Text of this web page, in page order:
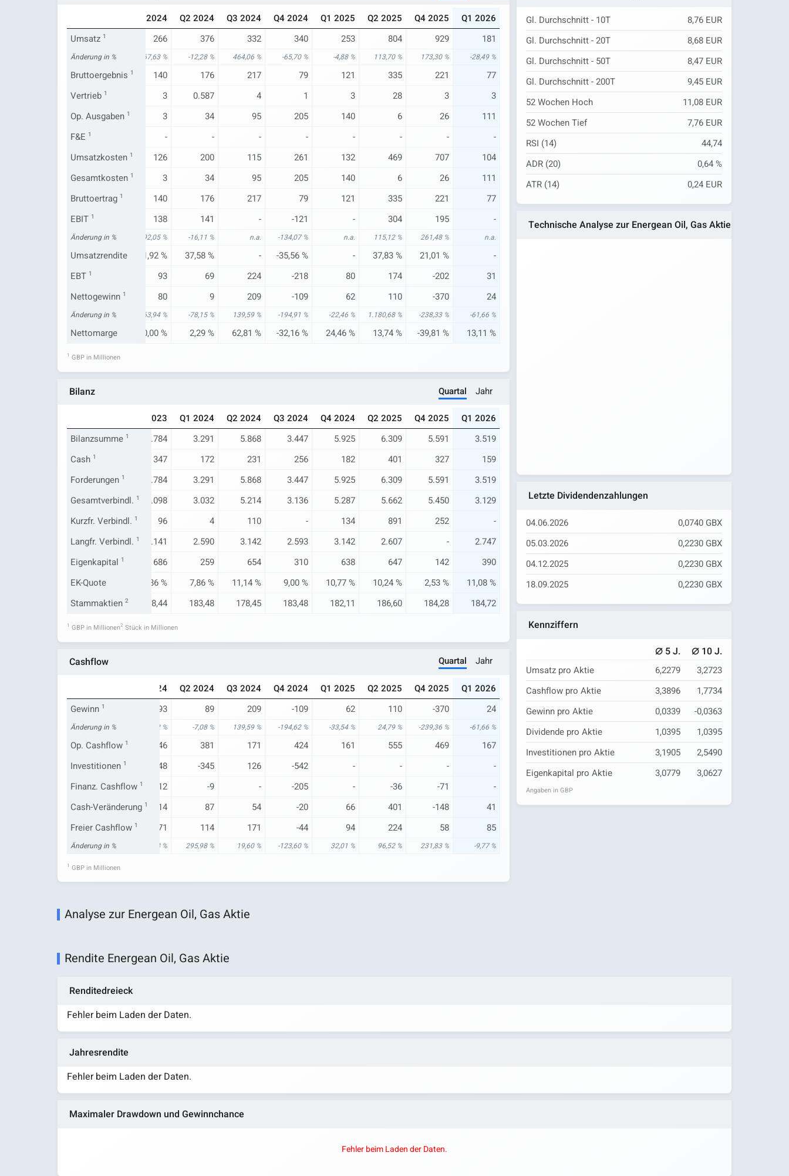
Q1 2024 Q2 2024 Q3 2024 Q4 2024 Q1 2025 Q2 2025 Q4 2025
Q1 2026
Umsatz 1
59 266 376 332 340 253 804 929 181
Änderung in %
n.a. 148,88 % 67,63 % -12,28 % 464,06 % -65,70 % -4,88 % 113,70 % 173,30 % -28,49 %
Bruttoergebnis 1
84 411 140 176 217 79 121 335 221
77
Vertrieb 1
3 3 0.587 4 1 3 28 3
3
Op. Ausgaben 1
-35 102 3 34 95 205 140 6 26
111
F&E 1
- - - - - - - -
-
Umsatzkosten 1
-25 421 126 200 115 261 132 469 707
104
Gesamtkosten 1
-35 102 3 34 95 205 140 6 26
111
Bruttoertrag 1
84 411 140 176 217 79 121 335 221
77
EBIT 1
- 138 141 - -121 - 304 195 -
Änderung in %
n.a. 324,15 % 92,05 % -16,11 % n.a. -134,07 % n.a. 115,12 % 261,48 % n.a.
Umsatzrendite
- 35,80 % 51,92 % 37,58 % - -35,56 % - 37,83 % 21,01 %
-
EBT 1
69 93 69 224 -218 80 174 -202
31
Nettogewinn 1
87 115 80 9 209 -109 62 110 -370 24
Änderung in %
n.a. 213,52 % 163,94 % -78,15 % 139,59 % -194,91 % -22,46 % 1.180,68 % -238,33 % -61,66 %
Nettomarge
147,88 % 11,62 % 30,00 % 2,29 % 62,81 % -32,16 % 24,46 % 13,74 % -39,81 % 13,11 %
1 GBP in Millionen
Bilanz Quartal Jahr
Q4 2023 Q1 2024 Q2 2024 Q3 2024 Q4 2024 Q2 2025 Q4 2025
Q1 2026
Bilanzsumme 1
- 5.671 5.784 3.291 5.868 3.447 5.925 6.309 5.591
3.519
Cash 1
- 347 172 231 256 182 401 327
159
Forderungen 1
- 5.671 5.784 3.291 5.868 3.447 5.925 6.309 5.591
3.519
Gesamtverbindl. 1
- 5.054 5.098 3.032 5.214 3.136 5.287 5.662 5.450
3.129
Kurzfr. Verbindl. 1
- 688 96 4 110 - 134 891 252
-
Langfr. Verbindl. 1
- 2.403 3.141 2.590 3.142 2.593 3.142 2.607 -
2.747
Eigenkapital 1
- 617 686 259 654 310 638 647 142
390
EK-Quote
- 10,87 % 11,86 % 7,86 % 11,14 % 9,00 % 10,77 % 10,24 % 2,53 %
11,08 %
Stammaktien 2
178,94 178,24 178,44 183,48 178,45 183,48 182,11 186,60 184,28 184,72
1 GBP in Millionen2 Stück in Millionen
Cashflow Quartal Jahr
Q1 2024 Q2 2024 Q3 2024 Q4 2024 Q1 2025 Q2 2025 Q4 2025
Q1 2026
Gewinn 1
87 93 89 209 -109 62 110 -370 24
Änderung in %
n.a. 213,52 % 134,52 % -7,08 % 139,59 % -194,62 % -33,54 % 24,79 % -239,36 % -61,66 %
Op. Cashflow 1
143 423 146 381 171 424 161 555 469
167
Investitionen 1
12 -273 -48 -345 126 -542 - - -
-
Finanz. Cashflow 1
- -166 -212 -9 - -205 - -36 -71
-
Cash-Veränderung 1
300 0.403 -114 87 54 -20 66 401 -148
41
Freier Cashflow 1
143 185 71 114 171 -44 94 224 58 85
Änderung in %
724,97 % 345,10 % 845,48 % 295,98 % 19,60 % -123,60 % 32,01 % 96,52 % 231,83 % -9,77 %
1 GBP in Millionen
Gl. Durchschnitt - 10T
8,76 EUR
Gl. Durchschnitt - 20T
8,68 EUR
Gl. Durchschnitt - 50T
8,47 EUR
Gl. Durchschnitt - 200T
9,45 EUR
52 Wochen Hoch
11,08 EUR
52 Wochen Tief
7,76 EUR
RSI (14)
44,74
ADR (20)
0,64 %
ATR (14)
0,24 EUR
Technische Analyse zur Energean Oil, Gas Aktie
Letzte Dividendenzahlungen
04.06.2026
0,0740 GBX
05.03.2026
0,2230 GBX
04.12.2025
0,2230 GBX
18.09.2025
0,2230 GBX
Kennziffern
⌀ 5 J. ⌀ 10 J.
Umsatz pro Aktie 6,2279
3,2723
Cashflow pro Aktie
3,3896
1,7734
Gewinn pro Aktie
0,0339
-0,0363
Dividende pro Aktie
1,0395
1,0395
Investitionen pro Aktie
3,1905
2,5490
Eigenkapital pro Aktie
3,0779 3,0627
Angaben in GBP
Analyse zur Energean Oil, Gas Aktie
Rendite Energean Oil, Gas Aktie
Renditedreieck
Fehler beim Laden der Daten.
Jahresrendite
Fehler beim Laden der Daten.
Maximaler Drawdown und Gewinnchance
Fehler beim Laden der Daten.